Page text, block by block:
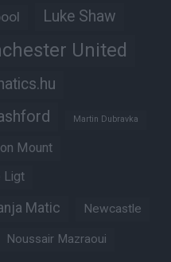
Luke Shaw
United
Martin Dubravka
Mount
Ligt
Matic Newcastle
Noussair Mazraoui